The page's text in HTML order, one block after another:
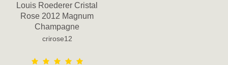
Louis Roederer Cristal
Rose 2012 Magnum
Champagne
crirose12